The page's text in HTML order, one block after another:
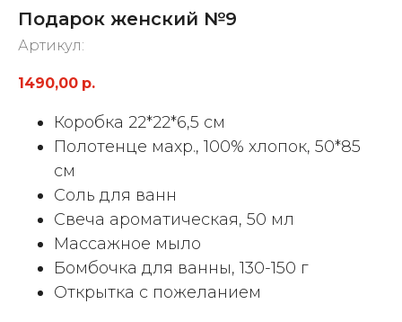
Подарок женский №9
Артикул:
1490,00 р.
Коробка 22*22*6,5 см
Полотенце махр., 100% хлопок, 50*85
см
Соль для ванн
Свеча ароматическая, 50 мл
Массажное мыло
Бомбочка для ванны, 130-150 г
Открытка с пожеланием